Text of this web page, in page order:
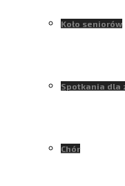
Koło seniorów
Spotkania dla
Chór